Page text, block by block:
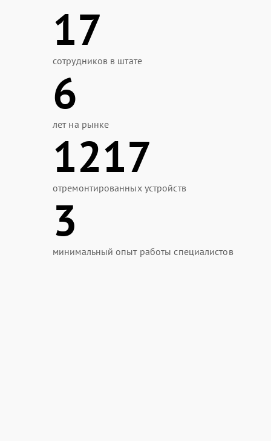
17
сотрудников в штате
6
лет на рынке
1217
отремонтированных устройств
3
минимальный опыт работы специалистов